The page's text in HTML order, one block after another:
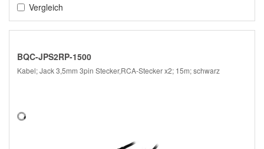
Vergleich
BQC-JPS2RP-1500
Kabel; Jack 3,5mm 3pin Stecker,RCA-Stecker x2; 15m; schwarz